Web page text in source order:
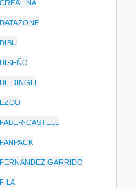
DINGLI
CASTELL
GARRIDO